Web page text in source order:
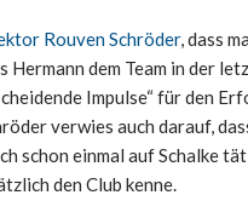
Rouven Schröder, dass
Hermann dem Team in der
Impulse“ für den
verwies auch darauf,
schon einmal auf Schalke
den Club kenne.